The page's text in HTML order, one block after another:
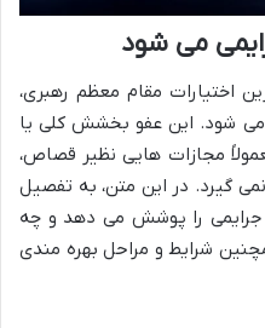
می شود
اختیارات مقام معظم رهبری،
شود. این عفو بخشش کلی یا
مجازات هایی نظیر قصاص،
گیرد. در این متن، به تفصیل
را پوشش می دهد و چه
شرایط و مراحل بهره مندی